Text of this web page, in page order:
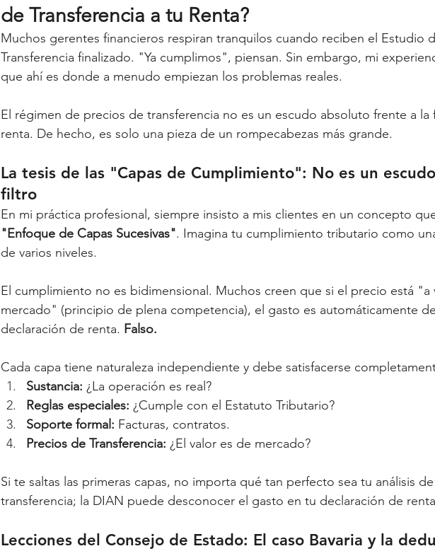
de Transferencia a tu Renta?
Muchos gerentes financieros respiran tranquilos cuando reciben el Estudio
Transferencia finalizado. "Ya cumplimos", piensan. Sin embargo, mi
que ahí es donde a menudo empiezan los problemas reales.
El régimen de precios de transferencia no es un escudo absoluto frente a la
renta. De hecho, es solo una pieza de un rompecabezas más grande.
La tesis de las "Capas de Cumplimiento": No es un
filtro
En mi práctica profesional, siempre insisto a mis clientes en un concepto
"Enfoque de Capas Sucesivas". Imagina tu cumplimiento tributario como
de varios niveles.
El cumplimiento no es bidimensional. Muchos creen que si el precio está "a
mercado" (principio de plena competencia), el gasto es automáticamente
declaración de renta. Falso.
Cada capa tiene naturaleza independiente y debe satisfacerse
Sustancia: ¿La operación es real?
Reglas especiales: ¿Cumple con el Estatuto Tributario?
Soporte formal: Facturas, contratos.
Precios de Transferencia: ¿El valor es de mercado?
Si te saltas las primeras capas, no importa qué tan perfecto sea tu análisis
transferencia; la DIAN puede desconocer el gasto en tu declaración de
Lecciones del Consejo de Estado: El caso Bavaria y la